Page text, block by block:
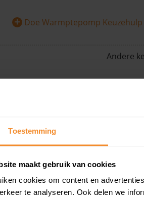
Toestemming
maakt gebruik van cookies
cookies om content en
te analyseren. Ook delen we
+ Doe Warmptepomp Keuzehulp
Andere
woningen in de buurt
83 m2